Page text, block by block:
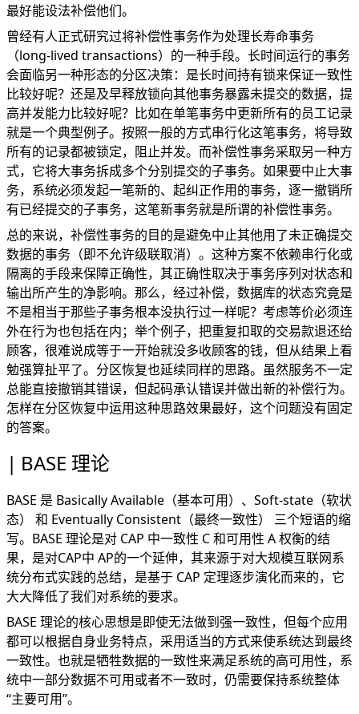
最好能设法补偿他们。
曾经有人正式研究过将补偿性事务作为处理长寿命事务
（long-lived transactions）的一种手段。长时间运行的事务
会面临另一种形态的分区决策：是长时间持有锁来保证一致性
比较好呢？还是及早释放锁向其他事务暴露未提交的数据，提
高并发能力比较好呢？比如在单笔事务中更新所有的员工记录
就是一个典型例子。按照一般的方式串行化这笔事务，将导致
所有的记录都被锁定，阻止并发。而补偿性事务采取另一种方
式，它将大事务拆成多个分别提交的子事务。如果要中止大事
务，系统必须发起一笔新的、起纠正作用的事务，逐一撤销所
有已经提交的子事务，这笔新事务就是所谓的补偿性事务。
总的来说，补偿性事务的目的是避免中止其他用了未正确提交
数据的事务（即不允许级联取消）。这种方案不依赖串行化或
隔离的手段来保障正确性，其正确性取决于事务序列对状态和
输出所产生的净影响。那么，经过补偿，数据库的状态究竟是
不是相当于那些子事务根本没执行过一样呢？考虑等价必须连
外在行为也包括在内；举个例子，把重复扣取的交易款退还给
顾客，很难说成等于一开始就没多收顾客的钱，但从结果上看
勉强算扯平了。分区恢复也延续同样的思路。虽然服务不一定
总能直接撤销其错误，但起码承认错误并做出新的补偿行为。
怎样在分区恢复中运用这种思路效果最好，这个问题没有固定
的答案。
BASE 理论
BASE 是 Basically Available（基本可用）、Soft-state（软状
态） 和 Eventually Consistent（最终一致性） 三个短语的缩
写。BASE 理论是对 CAP 中一致性 C 和可用性 A 权衡的结
果，是对CAP中 AP的一个延伸，其来源于对大规模互联网系
统分布式实践的总结，是基于 CAP 定理逐步演化而来的，它
大大降低了我们对系统的要求。
BASE 理论的核心思想是即使无法做到强一致性，但每个应用
都可以根据自身业务特点，采用适当的方式来使系统达到最终
一致性。也就是牺牲数据的一致性来满足系统的高可用性，系
统中一部分数据不可用或者不一致时，仍需要保持系统整体
“主要可用”。